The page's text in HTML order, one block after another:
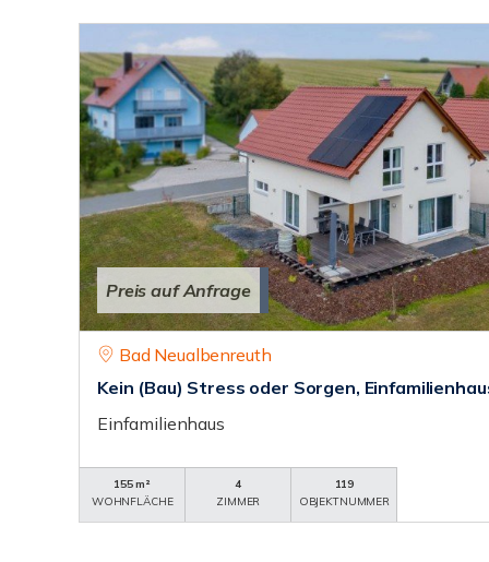
Preis auf Anfrage
Bad Neualbenreuth
Kein (Bau) Stress oder Sorgen,
Einfamilienhaus
155 m²
WOHNFLÄCHE
4
ZIMMER
119
OBJEKTNUMMER